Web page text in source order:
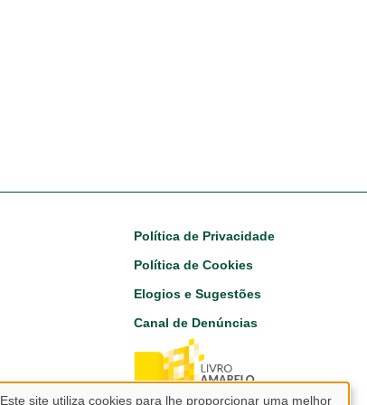
Footer
Política de Privacidade
Política de Cookies
Elogios e Sugestões
Canal de Denúncias
Este site utiliza cookies para lhe proporcionar uma melhor